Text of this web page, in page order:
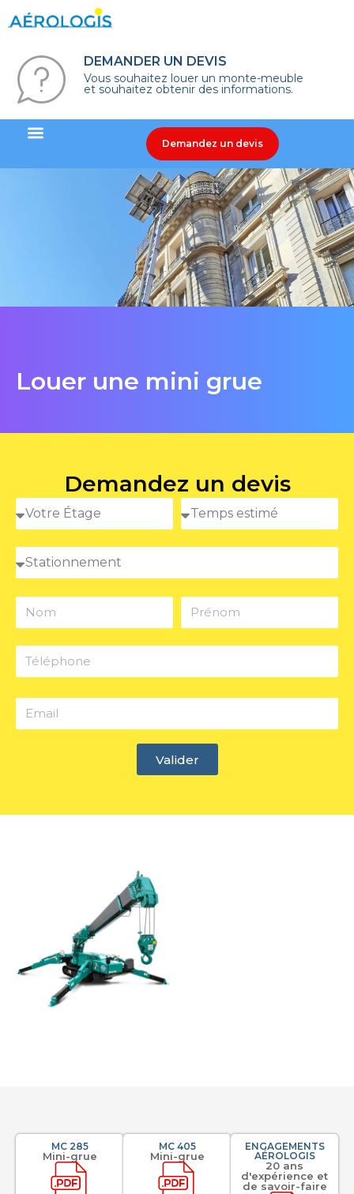
DEMANDER UN DEVIS
Vous souhaitez louer un monte-meuble
et souhaitez obtenir des informations.
Demandez un devis
Louer une mini grue
Demandez un devis
Valider
MC 285
Mini-grue
MC 405
Mini-grue
ENGAGEMENTS
AÉROLOGIS
20 ans
d'expérience et
de savoir-faire